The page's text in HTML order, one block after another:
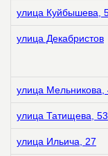
улица Куйбышева,
улица Декабристов
улица Мельникова,
улица Татищева, 53
улица Ильича, 27